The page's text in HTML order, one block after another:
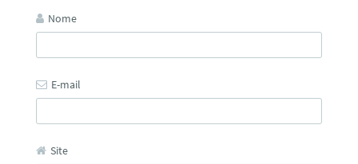
Nome
E-mail
Site